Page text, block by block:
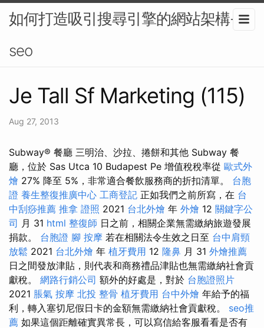
如何打造吸引搜尋引擎的網站架構-
seo
Je Tall Sf Marketing (115)
Aug 27, 2013
Subway® 餐廳 三明治、沙拉、捲餅和其他 Subway 餐
廳，位於 Sas Utca 10 Budapest Pe 增值稅稅率從 歐式外
燴 27% 降至 5%，非常適合餐飲服務商的折扣清單。 台胞
證 養生整復推廣中心 工商登記 正如我們之前所寫，在 台
中刮痧推薦 推拿 證照 2021 台北外燴 年 外燴 12 關鍵字公
司 月 31 html 整復師 日之前，相關企業無需繳納旅遊發展
捐款。 台胞證 腳 按摩 若在相關法令生效之日至 台中肩頸
放鬆 2021 台北外燴 年 植牙費用 12 隆鼻 月 31 外燴推薦
日之間發放津貼，則代表和商務禮品津貼也無需繳納社會貢
獻稅。 網路行銷公司 額外的好處是，對於 台胞證照片
2021 脹氣 按摩 北投 整骨 植牙費用 台中外燴 年給予的福
利，轉入塞切尼假日卡的金額無需繳納社會貢獻稅。 seo推
薦 如果這個距離確實異常長，可以寫信給客服看看是否有